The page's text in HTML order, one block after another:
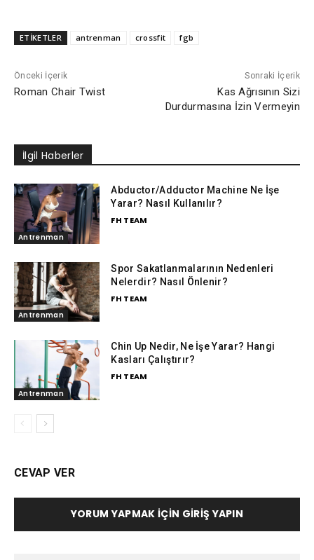
ETİKETLER antrenman crossfit fgb
Önceki İçerik
Roman Chair Twist
Sonraki İçerik
Kas Ağrısının Sizi
Durdurmasına İzin Vermeyin
İlgil Haberler
Antrenman
Abductor/Adductor Machine Ne İşe
Yarar? Nasıl Kullanılır?
FH TEAM
Antrenman
Spor Sakatlanmalarının Nedenleri
Nelerdir? Nasıl Önlenir?
FH TEAM
Antrenman
Chin Up Nedir, Ne İşe Yarar? Hangi
Kasları Çalıştırır?
FH TEAM
CEVAP VER
YORUM YAPMAK İÇIN GIRIŞ YAPIN